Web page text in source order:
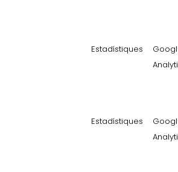
Estadístiques
Estadístiques